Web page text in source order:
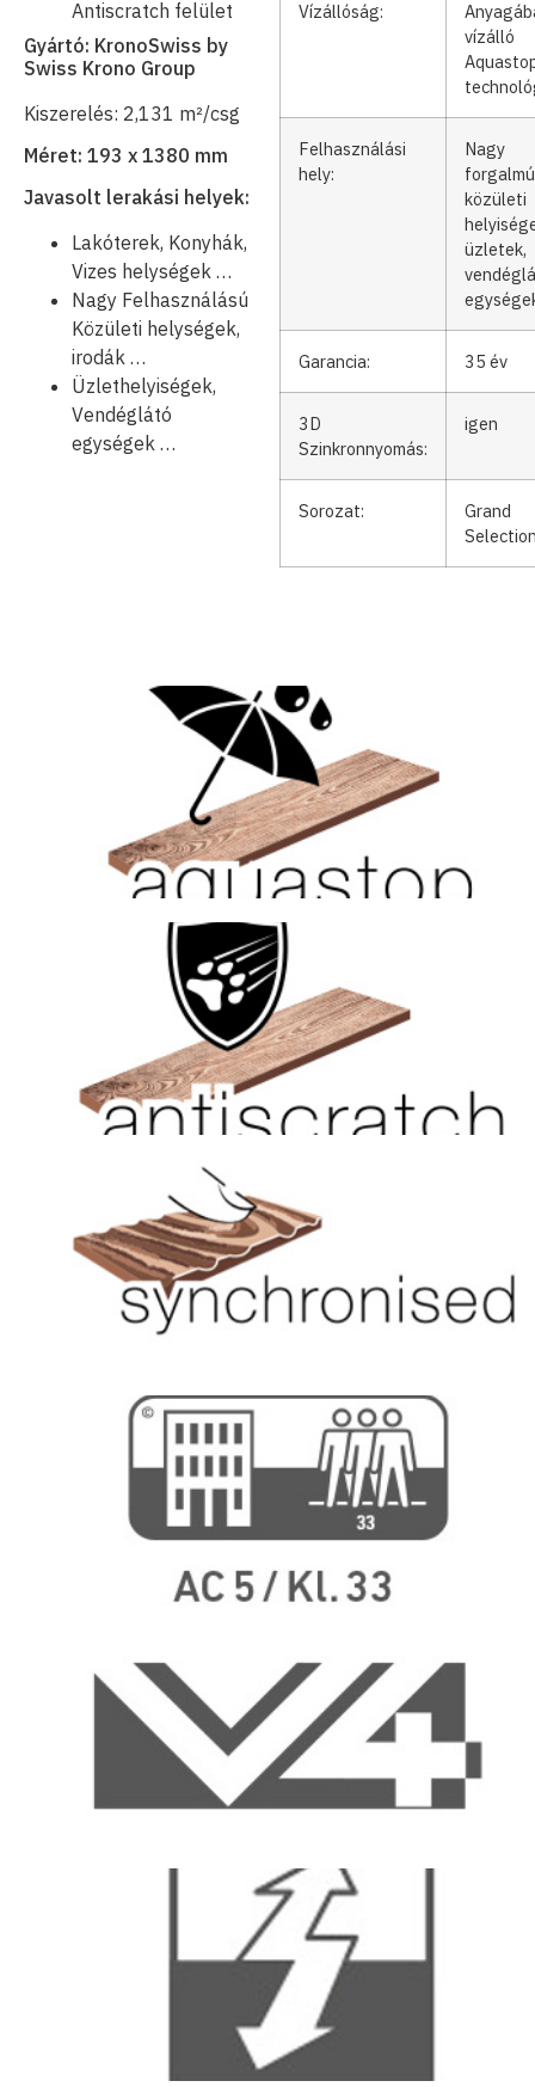
Antiscratch felület
Gyártó: KronoSwiss by
Swiss Krono Group
Kiszerelés: 2,131 m²/csg
Méret: 193 x 1380 mm
Javasolt lerakási helyek:
Lakóterek, Konyhák,
Vizes helységek …
Nagy Felhasználású
Közületi helységek,
irodák …
Üzlethelyiségek,
Vendéglátó
egységek …
Vízállóság:
vízálló
Felhasználási
hely:
Nagy
forgalmú
közületi
üzletek,
Garancia: 35 év
3D
Szinkronnyomás:
igen
Sorozat:
Grand
Aquastop technológia, ami biztosítja, hogy a termék nem csak a
felületén, hanem teljes keresztmetszetében, vagyis anyagában
vízálló
Kattints ide
Mikrokarcálló felület
Kattints ide
3D szinkronnyomott felület
Kattints ide
Kattints ide
V fuga a termék mind a 4 oldalán
Kattints ide
Antisztatikus felület
Kattints ide